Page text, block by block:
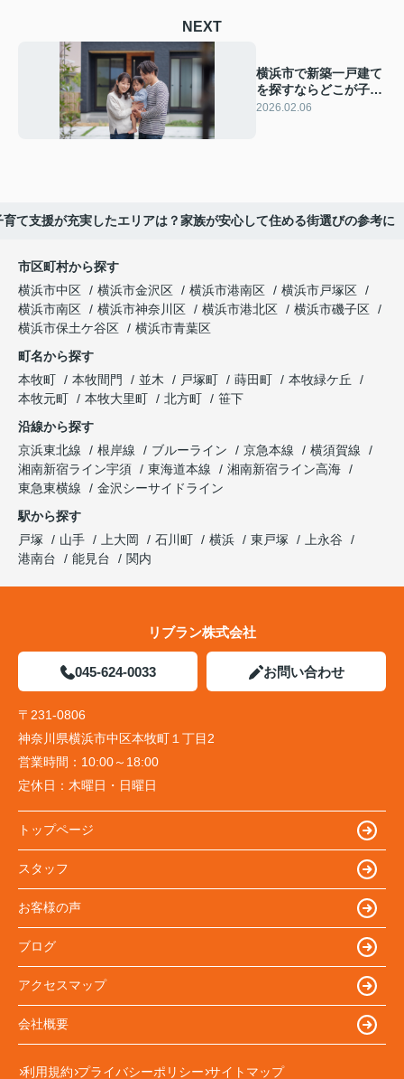
NEXT
横浜市で新築一戸建て
を探すならどこが子育
て向き？地域ごとの特
2026.02.06
て支援が充実したエリアは？家族が安心して住める街選びの参考に
市区町村から探す
横浜市中区
横浜市金沢区 横浜市港南区
横浜市戸塚区
横浜市南区
横浜市神奈川区 横浜市港北区
横浜市磯子区
横浜市保土ケ谷区
横浜市青葉区
町名から探す
本牧町
本牧間門 並木 戸塚町 蒔田町
本牧緑ケ丘
本牧元町
本牧大里町 北方町
笹下
沿線から探す
京浜東北線
根岸線 ブルーライン 京急本線
横須賀線
湘南新宿ライン宇須
東海道本線
湘南新宿ライン高海
東急東横線
金沢シーサイドライン
駅から探す
戸塚
山手 上大岡 石川町 横浜 東戸塚
上永谷
港南台
能見台 関内
リブラン株式会社
045-624-0033 お問い合わせ
〒231-0806
神奈川県横浜市中区本牧町１丁目2
営業時間： 10:00～18:00
定休日： 木曜日・日曜日
トップページ
スタッフ
お客様の声
ブログ
アクセスマップ
会社概要
利用規約 プライバシーポリシー サイトマップ